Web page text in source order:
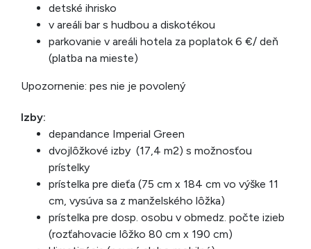
detské ihrisko
v areáli bar s hudbou a diskotékou
parkovanie v areáli hotela za poplatok 6 €/ deň
(platba na mieste)
Upozornenie: pes nie je povolený
Izby:
depandance Imperial Green
dvojlôžkové izby (17,4 m2) s možnosťou
prístelky
prístelka pre dieťa (75 cm x 184 cm vo výške 11
cm, vysúva sa z manželského lôžka)
prístelka pre dosp. osobu v obmedz. počte izieb
(rozťahovacie lôžko 80 cm x 190 cm)